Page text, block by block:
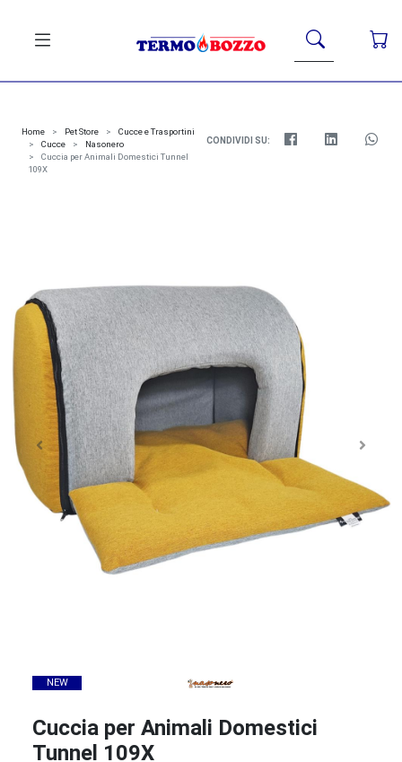
Home Pet Store
Cucce e Trasportini
Cucce
Nasonero
Cuccia per Animali Domestici Tunnel
109X
CONDIVIDI SU:
NEW
Cuccia per Animali Domestici
Tunnel 109X